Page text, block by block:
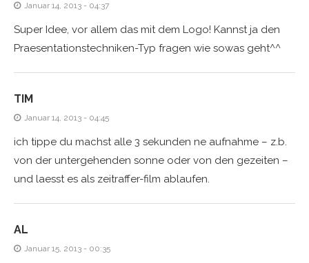
Januar 14, 2013 - 04:37
Super Idee, vor allem das mit dem Logo! Kannst ja den
Praesentationstechniken-Typ fragen wie sowas geht^^
TIM
Januar 14, 2013 - 04:45
ich tippe du machst alle 3 sekunden ne aufnahme – z.b.
von der untergehenden sonne oder von den gezeiten –
und laesst es als zeitraffer-film ablaufen.
AL
Januar 15, 2013 - 00:35